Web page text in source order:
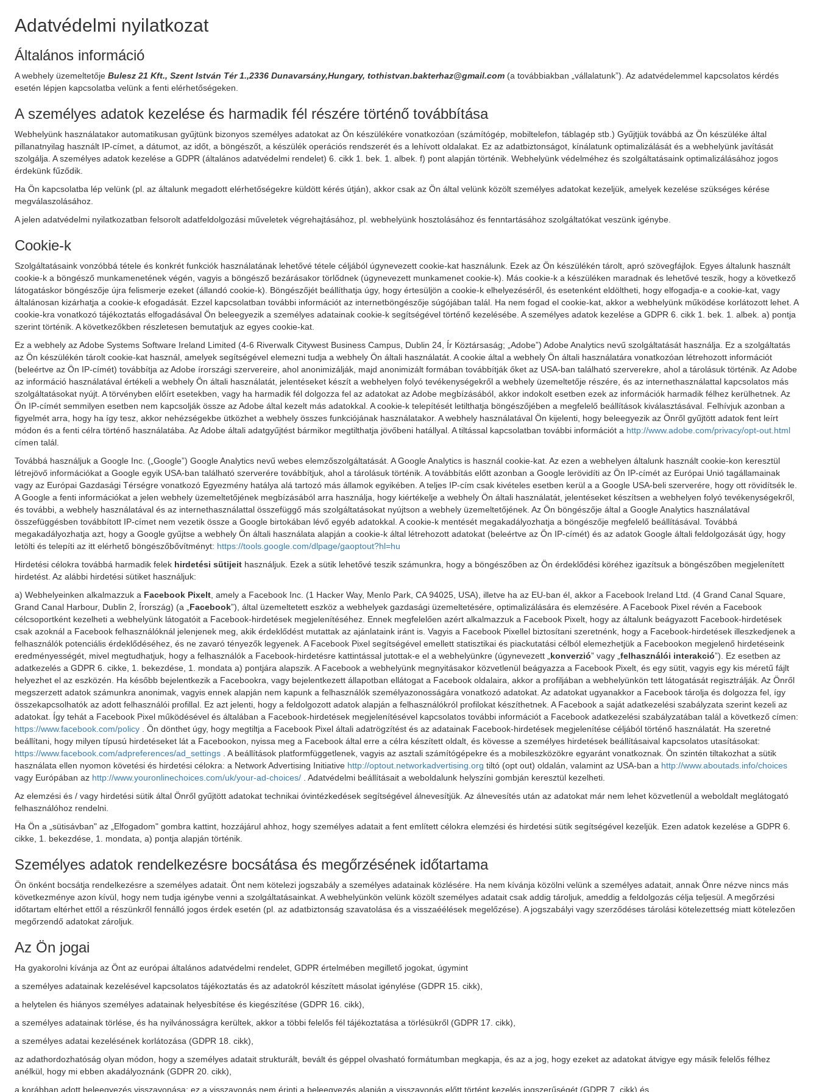
Adatvédelmi nyilatkozat
Általános információ
A webhely üzemeltetője Bulesz 21 Kft., Szent István Tér 1.,2336 Dunavarsány,Hungary, tothistvan.bakterhaz@gmail.com (a továbbiakban „vállalatunk”). Az adatvédelemmel kapcsolatos kérdés
esetén lépjen kapcsolatba velünk a fenti elérhetőségeken.
A személyes adatok kezelése és harmadik fél részére történő továbbítása
Webhelyünk használatakor automatikusan gyűjtünk bizonyos személyes adatokat az Ön készülékére vonatkozóan (számítógép, mobiltelefon, táblagép stb.) Gyűjtjük továbbá az Ön készüléke által
pillanatnyilag használt IP-címet, a dátumot, az időt, a böngészőt, a készülék operációs rendszerét és a lehívott oldalakat. Ez az adatbiztonságot, kínálatunk optimalizálását és a webhelyünk javítását
szolgálja. A személyes adatok kezelése a GDPR (általános adatvédelmi rendelet) 6. cikk 1. bek. 1. albek. f) pont alapján történik. Webhelyünk védelméhez és szolgáltatásaink optimalizálásához jogos
érdekünk fűződik.
Ha Ön kapcsolatba lép velünk (pl. az általunk megadott elérhetőségekre küldött kérés útján), akkor csak az Ön által velünk közölt személyes adatokat kezeljük, amelyek kezelése szükséges kérése
megválaszolásához.
A jelen adatvédelmi nyilatkozatban felsorolt adatfeldolgozási műveletek végrehajtásához, pl. webhelyünk hosztolásához és fenntartásához szolgáltatókat veszünk igénybe.
Cookie-k
Szolgáltatásaink vonzóbbá tétele és konkrét funkciók használatának lehetővé tétele céljából úgynevezett cookie-kat használunk. Ezek az Ön készülékén tárolt, apró szövegfájlok. Egyes általunk használt
cookie-k a böngésző munkamenetének végén, vagyis a böngésző bezárásakor törlődnek (úgynevezett munkamenet cookie-k). Más cookie-k a készüléken maradnak és lehetővé teszik, hogy a következő
látogatáskor böngészője újra felismerje ezeket (állandó cookie-k). Böngészőjét beállíthatja úgy, hogy értesüljön a cookie-k elhelyezéséről, és esetenként eldöltheti, hogy elfogadja-e a cookie-kat, vagy
általánosan kizárhatja a cookie-k efogadását. Ezzel kapcsolatban további információt az internetböngészője súgójában talál. Ha nem fogad el cookie-kat, akkor a webhelyünk működése korlátozott lehet. A
cookie-kra vonatkozó tájékoztatás elfogadásával Ön beleegyezik a személyes adatainak cookie-k segítségével történő kezelésébe. A személyes adatok kezelése a GDPR 6. cikk 1. bek. 1. albek. a) pontja
szerint történik. A következőkben részletesen bemutatjuk az egyes cookie-kat.
Ez a webhely az Adobe Systems Software Ireland Limited (4-6 Riverwalk Citywest Business Campus, Dublin 24, Ír Köztársaság; „Adobe”) Adobe Analytics nevű szolgáltatását használja. Ez a szolgáltatás
az Ön készülékén tárolt cookie-kat használ, amelyek segítségével elemezni tudja a webhely Ön általi használatát. A cookie által a webhely Ön általi használatára vonatkozóan létrehozott információt
(beleértve az Ön IP-címét) továbbítja az Adobe írországi szervereire, ahol anonimizálják, majd anonimizált formában továbbítják őket az USA-ban található szerverekre, ahol a tárolásuk történik. Az Adobe
az információ használatával értékeli a webhely Ön általi használatát, jelentéseket készít a webhelyen folyó tevékenységekről a webhely üzemeltetője részére, és az internethasználattal kapcsolatos más
szolgáltatásokat nyújt. A törvényben előírt esetekben, vagy ha harmadik fél dolgozza fel az adatokat az Adobe megbízásából, akkor indokolt esetben ezek az információk harmadik félhez kerülhetnek. Az
Ön IP-címét semmilyen esetben nem kapcsolják össze az Adobe által kezelt más adatokkal. A cookie-k telepítését letilthatja böngészőjében a megfelelő beállítások kiválasztásával. Felhívjuk azonban a
figyelmét arra, hogy ha így tesz, akkor nehézségekbe ütközhet a webhely összes funkciójának használatakor. A webhely használatával Ön kijelenti, hogy beleegyezik az Önről gyűjtött adatok fent leírt
módon és a fenti célra történő használatába. Az Adobe általi adatgyűjtést bármikor megtilthatja jövőbeni hatállyal. A tiltással kapcsolatban további információt a http://www.adobe.com/privacy/opt-out.html
címen talál.
Továbbá használjuk a Google Inc. („Google”) Google Analytics nevű webes elemzőszolgáltatását. A Google Analytics is használ cookie-kat. Az ezen a webhelyen általunk használt cookie-kon keresztül
létrejövő információkat a Google egyik USA-ban található szerverére továbbítjuk, ahol a tárolásuk történik. A továbbítás előtt azonban a Google lerövidíti az Ön IP-címét az Európai Unió tagállamainak
vagy az Európai Gazdasági Térségre vonatkozó Egyezmény hatálya alá tartozó más államok egyikében. A teljes IP-cím csak kivételes esetben kerül a a Google USA-beli szerverére, hogy ott rövidítsék le.
A Google a fenti információkat a jelen webhely üzemeltetőjének megbízásából arra használja, hogy kiértékelje a webhely Ön általi használatát, jelentéseket készítsen a webhelyen folyó tevékenységekről,
és további, a webhely használatával és az internethasználattal összefüggő más szolgáltatásokat nyújtson a webhely üzemeltetőjének. Az Ön böngészője által a Google Analytics használatával
összefüggésben továbbított IP-címet nem vezetik össze a Google birtokában lévő egyéb adatokkal. A cookie-k mentését megakadályozhatja a böngészője megfelelő beállításával. Továbbá
megakadályozhatja azt, hogy a Google gyűjtse a webhely Ön általi használata alapján a cookie-k által létrehozott adatokat (beleértve az Ön IP-címét) és az adatok Google általi feldolgozását úgy, hogy
letölti és telepíti az itt elérhető böngészőbővítményt: https://tools.google.com/dlpage/gaoptout?hl=hu
Hirdetési célokra továbbá harmadik felek hirdetési sütijeit használjuk. Ezek a sütik lehetővé teszik számunkra, hogy a böngészőben az Ön érdeklődési köréhez igazítsuk a böngészőben megjelenített
hirdetést. Az alábbi hirdetési sütiket használjuk:
a) Webhelyeinken alkalmazzuk a Facebook Pixelt , amely a Facebook Inc. (1 Hacker Way, Menlo Park, CA 94025, USA), illetve ha az EU-ban él, akkor a Facebook Ireland Ltd. (4 Grand Canal Square,
Grand Canal Harbour, Dublin 2, Írország) (a „ Facebook”), által üzemeltetett eszköz a webhelyek gazdasági üzemeltetésére, optimalizálására és elemzésére. A Facebook Pixel révén a Facebook
célcsoportként kezelheti a webhelyünk látogatóit a Facebook-hirdetések megjelenítéséhez. Ennek megfelelően azért alkalmazzuk a Facebook Pixelt, hogy az általunk beágyazott Facebook-hirdetések
csak azoknál a Facebook felhasználóknál jelenjenek meg, akik érdeklődést mutattak az ajánlataink iránt is. Vagyis a Facebook Pixellel biztosítani szeretnénk, hogy a Facebook-hirdetések illeszkedjenek a
felhasználók potenciális érdeklődéséhez, és ne zavaró tényezők legyenek. A Facebook Pixel segítségével emellett statisztikai és piackutatási célból elemezhetjük a Facebookon megjelenő hirdetéseink
eredményességét, mivel megtudhatjuk, hogy a felhasználók a Facebook-hirdetésre kattintással jutottak-e el a webhelyünkre (úgynevezett „ konverzió” vagy „ felhasználói interakció”). Ez esetben az
adatkezelés a GDPR 6. cikke, 1. bekezdése, 1. mondata a) pontjára alapszik. A Facebook a webhelyünk megnyitásakor közvetlenül beágyazza a Facebook Pixelt, és egy sütit, vagyis egy kis méretű fájlt
helyezhet el az eszközén. Ha később bejelentkezik a Facebookra, vagy bejelentkezett állapotban ellátogat a Facebook oldalaira, akkor a profiljában a webhelyünkön tett látogatását regisztrálják. Az Önről
megszerzett adatok számunkra anonimak, vagyis ennek alapján nem kapunk a felhasználók személyazonosságára vonatkozó adatokat. Az adatokat ugyanakkor a Facebook tárolja és dolgozza fel, így
összekapcsolhatók az adott felhasználói profillal. Ez azt jelenti, hogy a feldolgozott adatok alapján a felhasználókról profilokat készíthetnek. A Facebook a saját adatkezelési szabályzata szerint kezeli az
adatokat. Így tehát a Facebook Pixel működésével és általában a Facebook-hirdetések megjelenítésével kapcsolatos további információt a Facebook adatkezelési szabályzatában talál a következő címen:
https://www.facebook.com/policy
. Ön dönthet úgy, hogy megtiltja a Facebook Pixel általi adatrögzítést és az adatainak Facebook-hirdetések megjelenítése céljából történő használatát. Ha szeretné
beállítani, hogy milyen típusú hirdetéseket lát a Facebookon, nyissa meg a Facebook által erre a célra készített oldalt, és kövesse a személyes hirdetések beállításaival kapcsolatos utasításokat:
https://www.facebook.com/adpreferences/ad_settings
. A beállítások platformfüggetlenek, vagyis az asztali számítógépekre és a mobileszközökre egyaránt vonatkoznak. Ön szintén tiltakozhat a sütik
használata ellen nyomon követési és hirdetési célokra: a Network Advertising Initiative http://optout.networkadvertising.org tiltó (opt out) oldalán, valamint az USA-ban a http://www.aboutads.info/choices
vagy Európában az http://www.youronlinechoices.com/uk/your-ad-choices/
. Adatvédelmi beállításait a weboldalunk helyszíni gombján keresztül kezelheti.
Az elemzési és / vagy hirdetési sütik által Önről gyűjtött adatokat technikai óvintézkedések segítségével álnevesítjük. Az álnevesítés után az adatokat már nem lehet közvetlenül a weboldalt meglátogató
felhasználóhoz rendelni.
Ha Ön a „sütisávban" az „Elfogadom" gombra kattint, hozzájárul ahhoz, hogy személyes adatait a fent említett célokra elemzési és hirdetési sütik segítségével kezeljük. Ezen adatok kezelése a GDPR 6.
cikke, 1. bekezdése, 1. mondata, a) pontja alapján történik.
Személyes adatok rendelkezésre bocsátása és megőrzésének időtartama
Ön önként bocsátja rendelkezésre a személyes adatait. Önt nem kötelezi jogszabály a személyes adatainak közlésére. Ha nem kívánja közölni velünk a személyes adatait, annak Önre nézve nincs más
következménye azon kívül, hogy nem tudja igénybe venni a szolgáltatásainkat. A webhelyünkön velünk közölt személyes adatait csak addig tároljuk, ameddig a feldolgozás célja teljesül. A megőrzési
időtartam eltérhet ettől a részünkről fennálló jogos érdek esetén (pl. az adatbiztonság szavatolása és a visszaéélések megelőzése). A jogszabályi vagy szerződéses tárolási kötelezettség miatt kötelezően
megőrzendő adatokat zároljuk.
Az Ön jogai
Ha gyakorolni kívánja az Önt az európai általános adatvédelmi rendelet, GDPR értelmében megillető jogokat, úgymint
a személyes adatainak kezelésével kapcsolatos tájékoztatás és az adatokról készített másolat igénylése (GDPR 15. cikk),
a helytelen és hiányos személyes adatainak helyesbítése és kiegészítése (GDPR 16. cikk),
a személyes adatainak törlése, és ha nyilvánosságra kerültek, akkor a többi felelős fél tájékoztatása a törlésükről (GDPR 17. cikk),
a személyes adatai kezelésének korlátozása (GDPR 18. cikk),
az adathordozhatóság olyan módon, hogy a személyes adatait strukturált, bevált és géppel olvasható formátumban megkapja, és az a jog, hogy ezeket az adatokat átvigye egy másik felelős félhez
anélkül, hogy mi ebben akadályoznánk (GDPR 20. cikk),
a korábban adott beleegyezés visszavonása; ez a visszavonás nem érinti a beleegyezés alapján a visszavonás előtt történt kezelés jogszerűségét (GDPR 7. cikk) és